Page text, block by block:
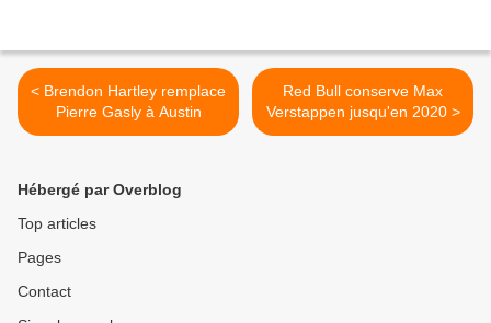
< Brendon Hartley remplace
Pierre Gasly à Austin
Red Bull conserve Max
Verstappen jusqu'en 2020 >
Hébergé par Overblog
Top articles
Pages
Contact